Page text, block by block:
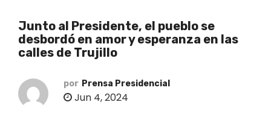
Junto al Presidente, el pueblo se
desbordó en amor y esperanza en las
calles de Trujillo
por Prensa Presidencial
Jun 4, 2024